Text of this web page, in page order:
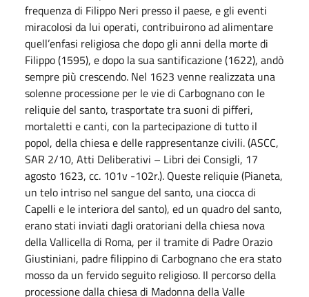
frequenza di Filippo Neri presso il paese, e gli eventi
miracolosi da lui operati, contribuirono ad alimentare
quell’enfasi religiosa che dopo gli anni della morte di
Filippo (1595), e dopo la sua santificazione (1622), andò
sempre più crescendo. Nel 1623 venne realizzata una
solenne processione per le vie di Carbognano con le
reliquie del santo, trasportate tra suoni di pifferi,
mortaletti e canti, con la partecipazione di tutto il
popol, della chiesa e delle rappresentanze civili. (ASCC,
SAR 2/10, Atti Deliberativi – Libri dei Consigli, 17
agosto 1623, cc. 101v -102r.). Queste reliquie (Pianeta,
un telo intriso nel sangue del santo, una ciocca di
Capelli e le interiora del santo), ed un quadro del santo,
erano stati inviati dagli oratoriani della chiesa nova
della Vallicella di Roma, per il tramite di Padre Orazio
Giustiniani, padre filippino di Carbognano che era stato
mosso da un fervido seguito religioso. Il percorso della
processione dalla chiesa di Madonna della Valle